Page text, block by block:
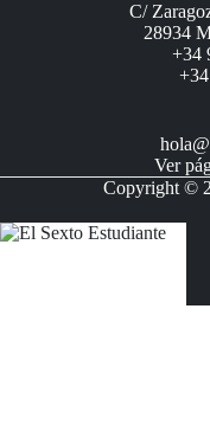
C/
28934
+34
Ver
Copyright ©